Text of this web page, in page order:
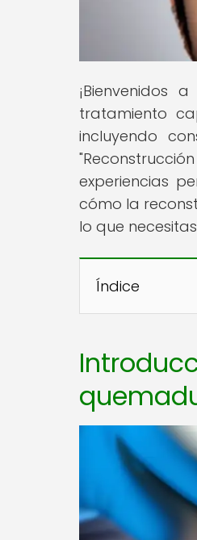
¡Bienvenidos a
tratamiento
incluyendo
experiencias
cómo la
lo que
Índice